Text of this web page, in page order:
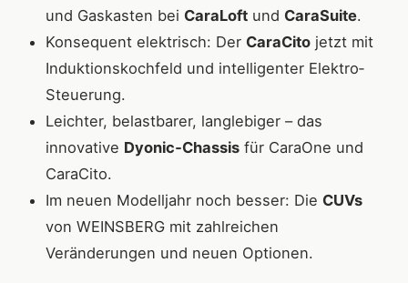
und Gaskasten bei CaraLoft und CaraSuite.
Konsequent elektrisch: Der CaraCito jetzt mit
Induktionskochfeld und intelligenter Elektro‐
Steuerung.
Leichter, belastbarer, langlebiger – das
innovative Dyonic‐Chassis für CaraOne und
CaraCito.
Im neuen Modelljahr noch besser: Die CUVs
von WEINSBERG mit zahlreichen
Veränderungen und neuen Optionen.